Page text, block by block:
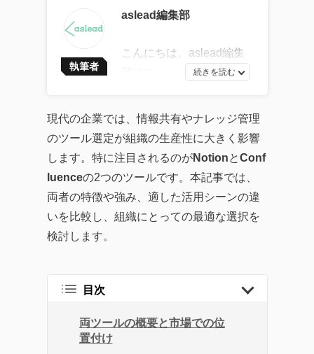
執筆者
aslead編集部
こんにちは。aslead編集
トレンドから、AI・DXツ
ールの効果的な活用法、
企業のITガバナンスの強
化、業務効率化やDX化を
成功に導くソリューショ
ンまで、幅広い記事を提
ルの活用方法を探求し、
践的な情報をお届けする
現代の企業では、情報共有やナレッジ管理
のツール選定が組織の生産性に大きく影響
します。特に注目されるのがNotionとConf
luenceの2つのツールです。本記事では、
両者の特徴や強み、適した活用シーンの違
いを比較し、組織にとっての最適な選択を
検討します。
目次
両ツールの概要と市場での位
置付け